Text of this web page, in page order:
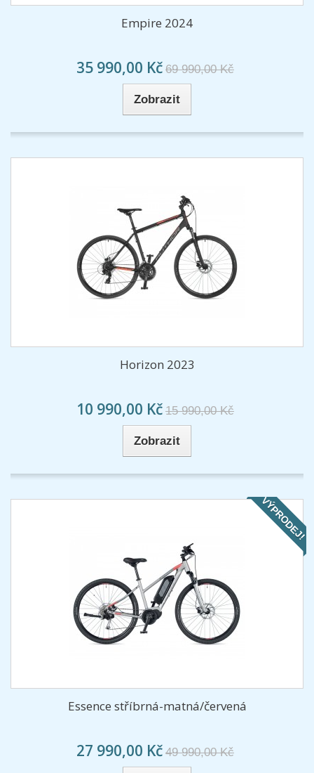
Empire 2024
35 990,00 Kč 69 990,00 Kč
Zobrazit
Horizon 2023
10 990,00 Kč 15 990,00 Kč
Zobrazit
VÝPRODEJ!
Essence stříbrná-matná/červená
27 990,00 Kč 49 990,00 Kč